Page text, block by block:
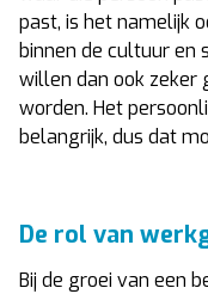
past, is het namelijk
binnen de cultuur en
willen dan ook zeker
worden. Het
belangrijk, dus dat
De rol van
Bij de groei van een